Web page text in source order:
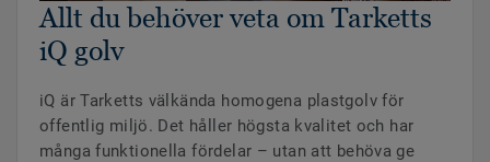
Allt du behöver veta om Tarketts
iQ golv
iQ är Tarketts välkända homogena plastgolv för
offentlig miljö. Det håller högsta kvalitet och har
många funktionella fördelar – utan att behöva ge